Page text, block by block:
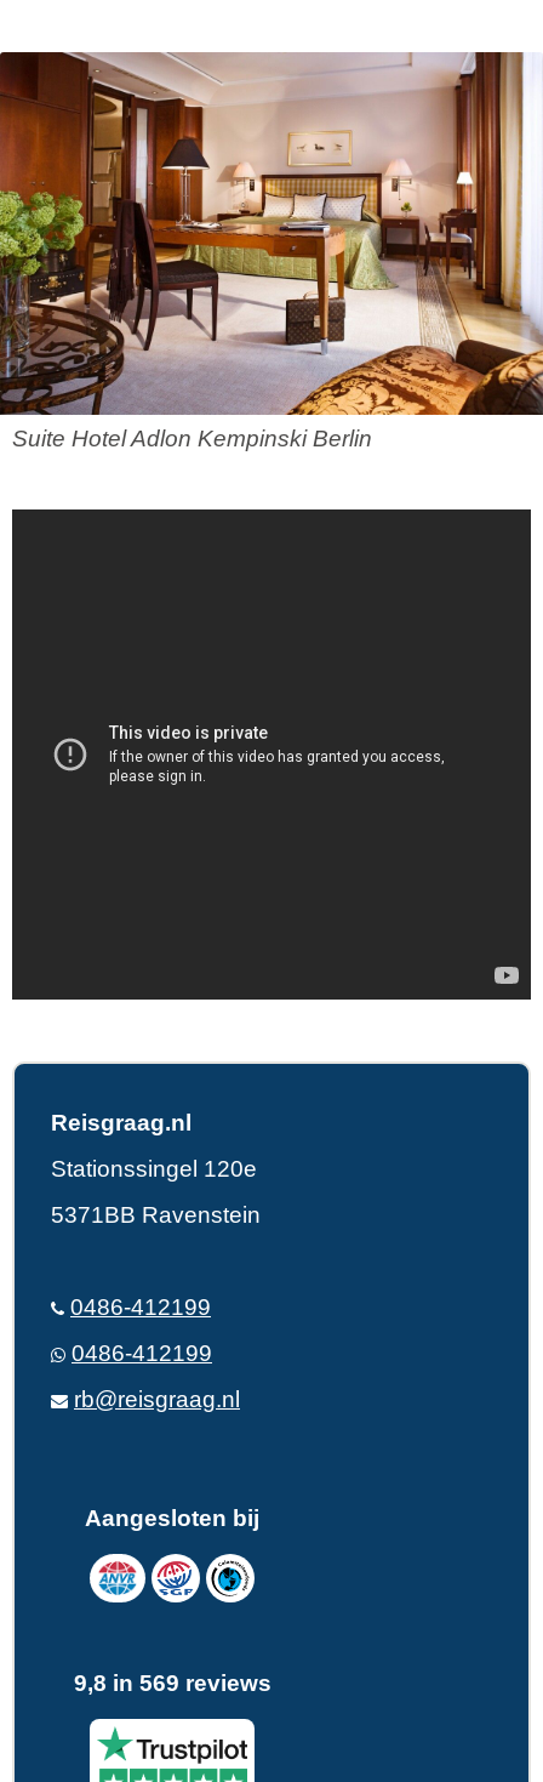
Suite Hotel Adlon Kempinski Berlin
Reisgraag.nl
Stationssingel 120e
5371BB Ravenstein
0486-412199
0486-412199
rb@reisgraag.nl
Aangesloten bij
9,8 in 569 reviews